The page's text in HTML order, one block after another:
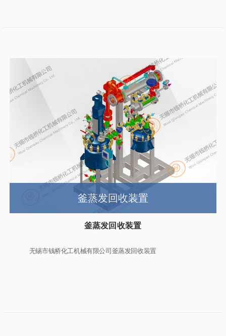
釜蒸发回收装置
釜蒸发回收装置
无锡市钱桥化工机械有限公司釜蒸发回收装置